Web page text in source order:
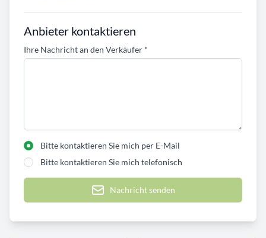
Anbieter kontaktieren
Ihre Nachricht an den Verkäufer *
Bitte kontaktieren Sie mich per E-Mail
Bitte kontaktieren Sie mich telefonisch
Nachricht senden